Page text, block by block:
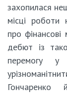
захопилася
місці роботи
про фінансові
дебют із
перемогу у